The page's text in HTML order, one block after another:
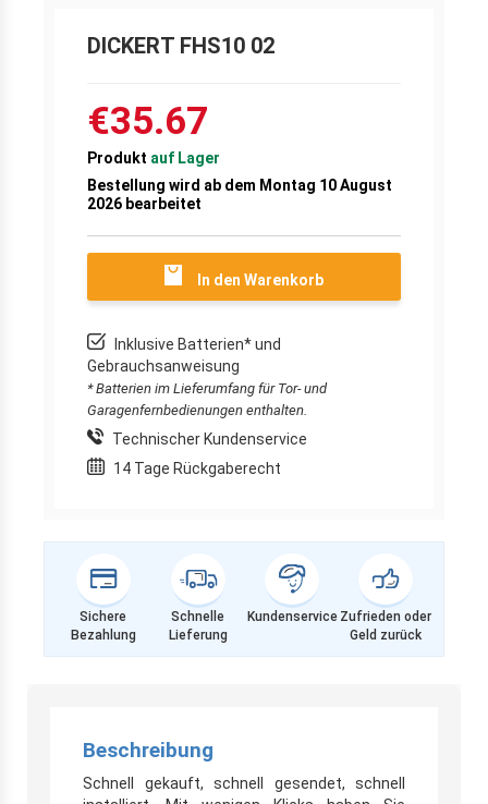
DICKERT FHS10 02
€35.67
Produkt auf Lager
Bestellung wird ab dem Montag 10 August
2026 bearbeitet
In den Warenkorb
Inklusive Batterien* und
Gebrauchsanweisung
* Batterien im Lieferumfang für Tor- und
Garagenfernbedienungen enthalten.
Technischer Kundenservice
14 Tage Rückgaberecht
Sichere
Bezahlung
Schnelle
Lieferung
Kundenservice Zufrieden oder
Geld zurück
Beschreibung
Schnell gekauft, schnell gesendet, schnell